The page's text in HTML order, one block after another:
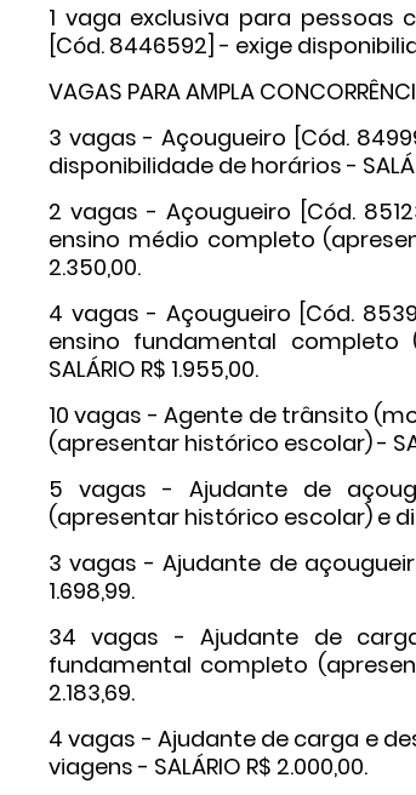
1 vaga exclusiva para pessoas
[Cód. 8446592] - exige
VAGAS PARA AMPLA
3 vagas - Açougueiro [Cód.
disponibilidade de horários -
2 vagas - Açougueiro [Cód.
ensino médio completo
2.350,00.
4 vagas - Açougueiro [Cód.
ensino fundamental
SALÁRIO R$ 1.955,00.
10 vagas - Agente de trânsito
(apresentar histórico escolar) -
5 vagas - Ajudante de
(apresentar histórico escolar) e
3 vagas - Ajudante de
1.698,99.
34 vagas - Ajudante de
fundamental completo
2.183,69.
4 vagas - Ajudante de carga e
viagens - SALÁRIO R$ 2.000,00.